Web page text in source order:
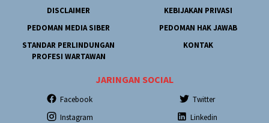
DISCLAIMER
KEBIJAKAN PRIVASI
PEDOMAN MEDIA SIBER
PEDOMAN HAK JAWAB
STANDAR PERLINDUNGAN
PROFESI WARTAWAN
KONTAK
JARINGAN SOCIAL
Facebook
Twitter
Instagram
Linkedin